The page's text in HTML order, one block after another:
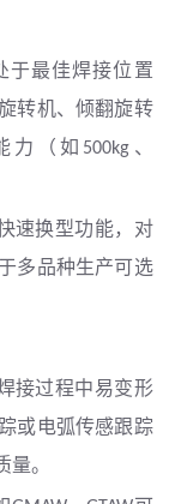
于最佳焊接位置
转机、倾翻旋转
力（如 500kg 、
速换型功能，对
多品种生产可选
接过程中易变形
或电弧传感跟踪
。